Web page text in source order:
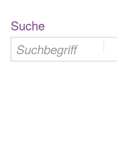
Suche